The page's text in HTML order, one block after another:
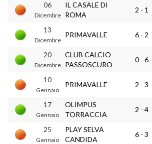
06
Dicembre
IL CASALE DI
ROMA
2 - 1
13
Dicembre
PRIMAVALLE 6 - 2
20
Dicembre
CLUB CALCIO
PASSOSCURO
0 - 6
10
Gennaio
PRIMAVALLE 2 - 3
17
Gennaio
OLIMPUS
TORRACCIA
2 - 4
25
Gennaio
PLAY SELVA
CANDIDA
6 - 3